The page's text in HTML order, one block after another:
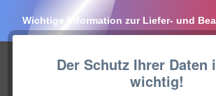
Wichtige Information zur Liefer- und
Der Schutz Ihrer Daten
wichtig!